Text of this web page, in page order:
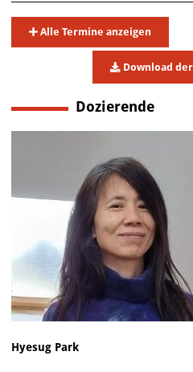
Alle Termine anzeigen
Download
Dozierende
Hyesug Park